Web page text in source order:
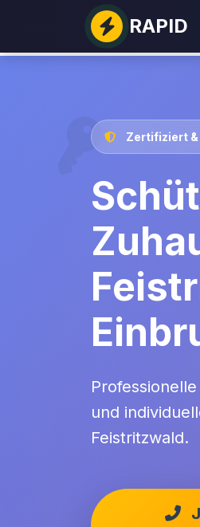
RAPID
Zertifiziert
und
Feistritzwald.